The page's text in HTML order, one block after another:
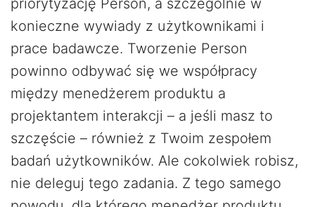
priorytyzację Person, a szczególnie w
konieczne wywiady z użytkownikami i
prace badawcze. Tworzenie Person
powinno odbywać się we współpracy
między menedżerem produktu a
projektantem interakcji – a jeśli masz to
szczęście – również z Twoim zespołem
badań użytkowników. Ale cokolwiek robisz,
nie deleguj tego zadania. Z tego samego